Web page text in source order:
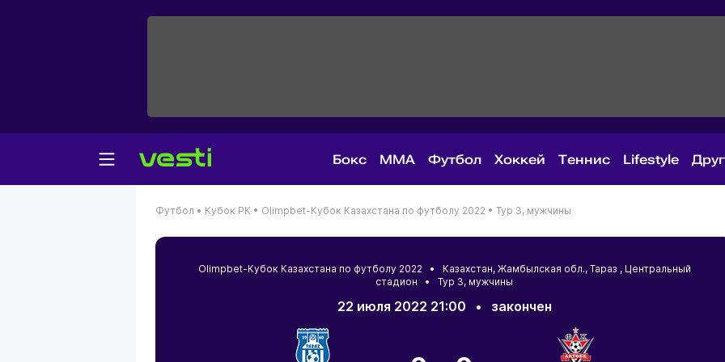
Бокс MMA Футбол Хоккей Теннис Lifestyle
Футбол • Кубок РК • Olimpbet-Кубок Казахстана по футболу 2022 • Тур 3, мужчины
Olimpbet-Кубок Казахстана по футболу 2022 • Казахстан, Жамбылская обл., Тараз , Центральный
стадион • Тур 3, мужчины
22 июля 2022 21:00 • закончен